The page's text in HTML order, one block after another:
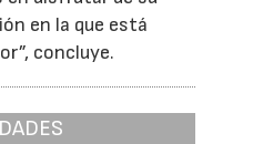
en la que está
concluye.